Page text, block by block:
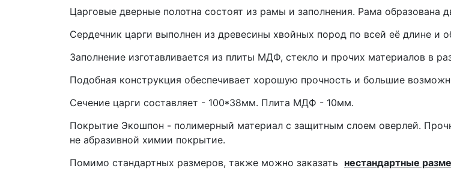
Царговые дверные полотна состоят из рамы и заполнения. Рама
Сердечник царги выполнен из древесины хвойных пород по всей её длине и
Заполнение изготавливается из плиты МДФ, стекло и прочих материалов в
Подобная конструкция обеспечивает хорошую прочность и большие
Сечение царги составляет - 100*38мм. Плита МДФ - 10мм.
Покрытие Экошпон - полимерный материал с защитным слоем оверлей.
не абразивной химии покрытие.
Помимо стандартных размеров, также можно заказать нестандартные